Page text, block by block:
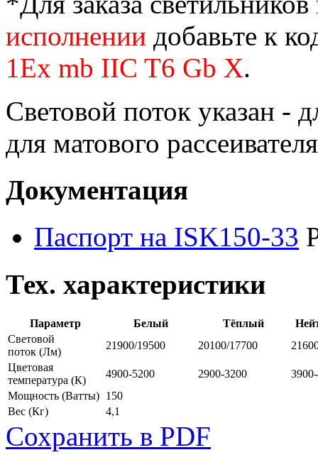
исполнении добавьте к
1Ex mb IIC T6 Gb X.
Световой поток указан -
для матового
Документация
Паспорт на ISK150-33
Тех. характеристики
Параметр Белый Тёплый
Световой
поток (Лм)
21900/19500 20100/17700
Цветовая
температура (К)
4900-5200 2900-3200
Мощность (Ватты) 150
Вес (Кг) 4,1
Сохранить в PDF